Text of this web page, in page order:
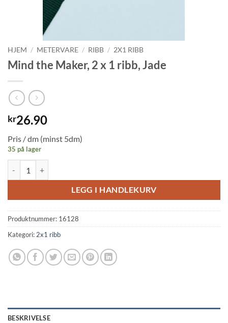
HJEM / METERVARE / RIBB / 2X1 RIBB
Mind the Maker, 2 x 1 ribb, Jade
kr26.90
Pris / dm (minst 5dm)
35 på lager
LEGG I HANDLEKURV
Produktnummer: 16128
Kategori: 2x1 ribb
BESKRIVELSE